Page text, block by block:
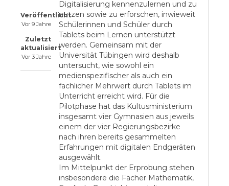
Veröffentlicht
Vor 9 Jahre
Zuletzt
aktualisiert
Vor 3 Jahre
Digitalisierung kennenzulernen und zu
nutzen sowie zu erforschen, inwieweit
Schülerinnen und Schüler durch
Tablets beim Lernen unterstützt
werden. Gemeinsam mit der
Universität Tübingen wird deshalb
untersucht, wie sowohl ein
medienspezifischer als auch ein
fachlicher Mehrwert durch Tablets im
Unterricht erreicht wird. Für die
Pilotphase hat das Kultusministerium
insgesamt vier Gymnasien aus jeweils
einem der vier Regierungsbezirke
nach ihren bereits gesammelten
Erfahrungen mit digitalen Endgeräten
ausgewählt.
Im Mittelpunkt der Erprobung stehen
insbesondere die Fächer Mathematik,